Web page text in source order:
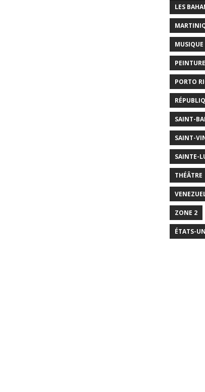
LES
MUSIQUE
PEINTURE
PORTO
SAINT-
SAINT-
SAINTE-
THÉÂTRE
ZONE 2
ÉTATS-